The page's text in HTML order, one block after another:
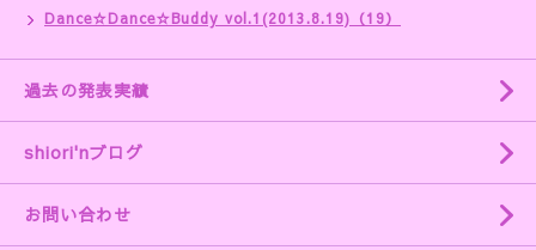
Dance☆Dance☆Buddy vol.1(2013.8.19)（19）
過去の発表実績
shiori'nブログ
お問い合わせ